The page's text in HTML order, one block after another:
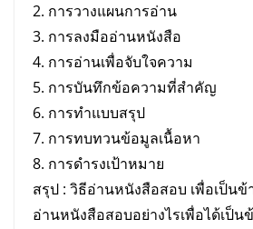
2. การวางแผนการอ่าน
3. การลงมืออ่านหนังสือ
4. การอ่านเพื่อจับใจความ
5. การบันทึกข้อความที่สำคัญ
6. การทำแบบสรุป
7. การทบทวนข้อมูลเนื้อหา
8. การดำรงเป้าหมาย
สรุป : วิธีอ่านหนังสือสอบ เพื่อเป็นข้
อ่านหนังสือสอบอย่างไรเพื่อได้เป็น